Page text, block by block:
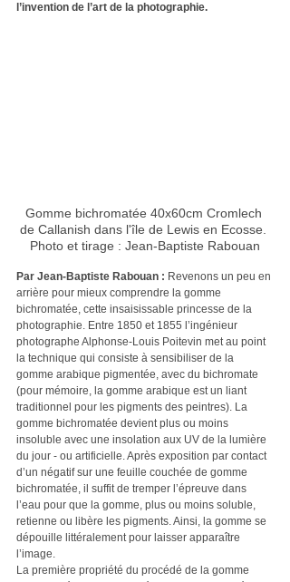
l’invention de l’art de la photographie.
Gomme bichromatée 40x60cm Cromlech
de Callanish dans l'île de Lewis en Ecosse.
Photo et tirage : Jean-Baptiste Rabouan
Par Jean-Baptiste Rabouan : Revenons un peu en
arrière pour mieux comprendre la gomme
bichromatée, cette insaisissable princesse de la
photographie. Entre 1850 et 1855 l’ingénieur
photographe Alphonse-Louis Poitevin met au point
la technique qui consiste à sensibiliser de la
gomme arabique pigmentée, avec du bichromate
(pour mémoire, la gomme arabique est un liant
traditionnel pour les pigments des peintres). La
gomme bichromatée devient plus ou moins
insoluble avec une insolation aux UV de la lumière
du jour - ou artificielle. Après exposition par contact
d’un négatif sur une feuille couchée de gomme
bichromatée, il suffit de tremper l’épreuve dans
l’eau pour que la gomme, plus ou moins soluble,
retienne ou libère les pigments. Ainsi, la gomme se
dépouille littéralement pour laisser apparaître
l’image.
La première propriété du procédé de la gomme